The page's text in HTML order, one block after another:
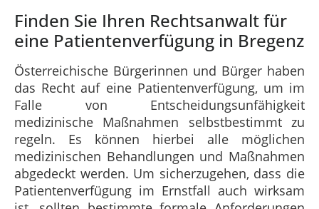
Finden Sie Ihren Rechtsanwalt für
eine Patientenverfügung in Bregenz
Österreichische Bürgerinnen und Bürger haben
das Recht auf eine Patientenverfügung, um im
Falle von Entscheidungsunfähigkeit
medizinische Maßnahmen selbstbestimmt zu
regeln. Es können hierbei alle möglichen
medizinischen Behandlungen und Maßnahmen
abgedeckt werden. Um sicherzugehen, dass die
Patientenverfügung im Ernstfall auch wirksam